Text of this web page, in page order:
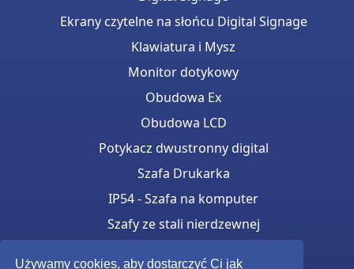
Używamy cookies, aby dostarczyć Ci jak
Ekrany czytelne na słońcu Digital Signage
Klawiatura i Mysz
Monitor dotykowy
Obudowa Ex
Obudowa LCD
Potykacz dwustronny digital
Szafa Drukarka
IP54 - Szafa na komputer
Szafy ze stali nierdzewnej